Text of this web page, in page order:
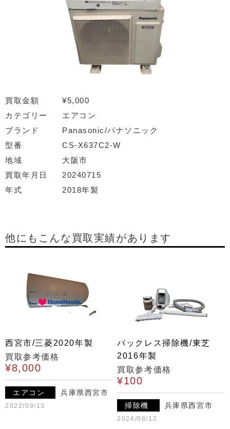
買取金額
¥5,000
カテゴリー
エアコン
ブランド
Panasonic/パナソニック
型番
CS-X637C2-W
地域
大阪市
買取年月日
20240715
年式
2018年製
他にもこんな買取実績があります
西宮市/三菱2020年製
買取参考価格
¥8,000
エアコン 兵庫県西宮市
2022/09/13
パックレス掃除機/東芝
2016年製
買取参考価格
¥100
掃除機 兵庫県西宮市
2024/08/12